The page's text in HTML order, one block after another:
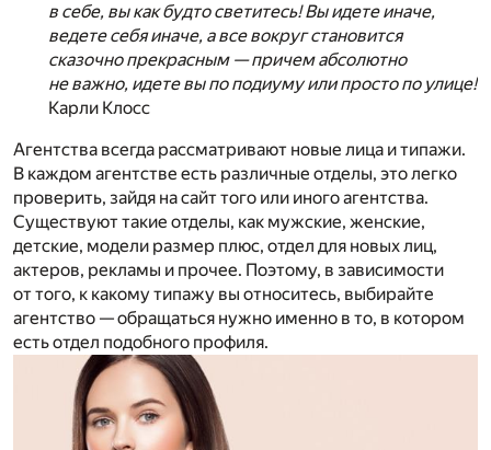
в себе, вы как будто светитесь! Вы идете иначе,
ведете себя иначе, а все вокруг становится
сказочно прекрасным — причем абсолютно
не важно, идете вы по подиуму или просто по улице!
Карли Клосс
Агентства всегда рассматривают новые лица и типажи.
В каждом агентстве есть различные отделы, это легко
проверить, зайдя на сайт того или иного агентства.
Существуют такие отделы, как мужские, женские,
детские, модели размер плюс, отдел для новых лиц,
актеров, рекламы и прочее. Поэтому, в зависимости
от того, к какому типажу вы относитесь, выбирайте
агентство — обращаться нужно именно в то, в котором
есть отдел подобного профиля.